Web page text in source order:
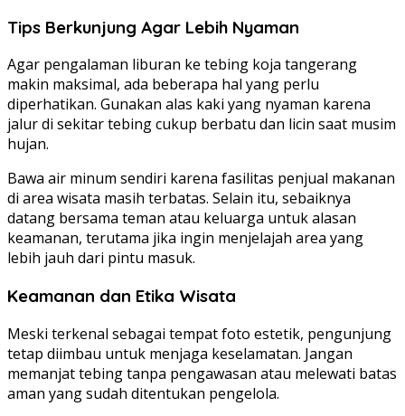
Tips Berkunjung Agar Lebih Nyaman
Agar pengalaman liburan ke tebing koja tangerang
makin maksimal, ada beberapa hal yang perlu
diperhatikan. Gunakan alas kaki yang nyaman karena
jalur di sekitar tebing cukup berbatu dan licin saat musim
hujan.
Bawa air minum sendiri karena fasilitas penjual makanan
di area wisata masih terbatas. Selain itu, sebaiknya
datang bersama teman atau keluarga untuk alasan
keamanan, terutama jika ingin menjelajah area yang
lebih jauh dari pintu masuk.
Keamanan dan Etika Wisata
Meski terkenal sebagai tempat foto estetik, pengunjung
tetap diimbau untuk menjaga keselamatan. Jangan
memanjat tebing tanpa pengawasan atau melewati batas
aman yang sudah ditentukan pengelola.